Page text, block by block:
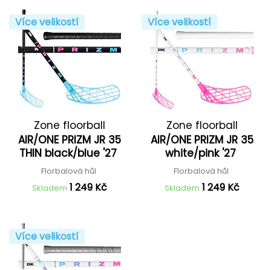
Více velikostí
Zone floorball
AIR/ONE PRIZM JR 35
THIN black/blue '27
Florbalová hůl
Skladem 1 249 Kč
Více velikostí
Zone floorball
AIR/ONE PRIZM JR 35
white/pink '27
Florbalová hůl
Skladem 1 249 Kč
Více velikostí